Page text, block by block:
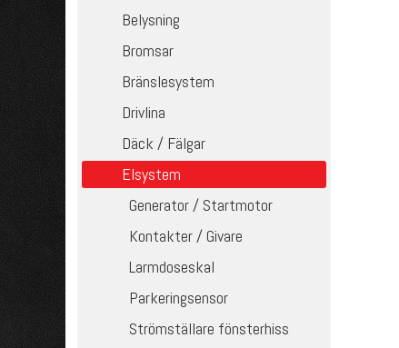
Belysning
Bromsar
Bränslesystem
Drivlina
Däck / Fälgar
Elsystem
Generator / Startmotor
Kontakter / Givare
Larmdoseskal
Parkeringsensor
Strömställare fönsterhiss